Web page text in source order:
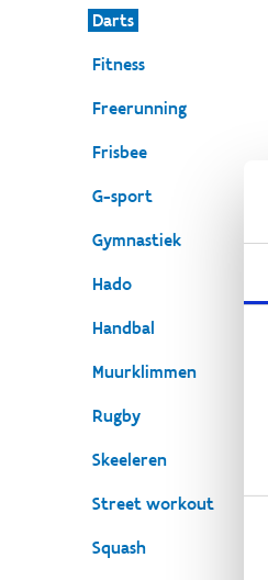
Darts
Fitness
Freerunning
Frisbee
G-sport
Gymnastiek
Hado
Handbal
Muurklimmen
Rugby
Skeeleren
Street workout
Squash